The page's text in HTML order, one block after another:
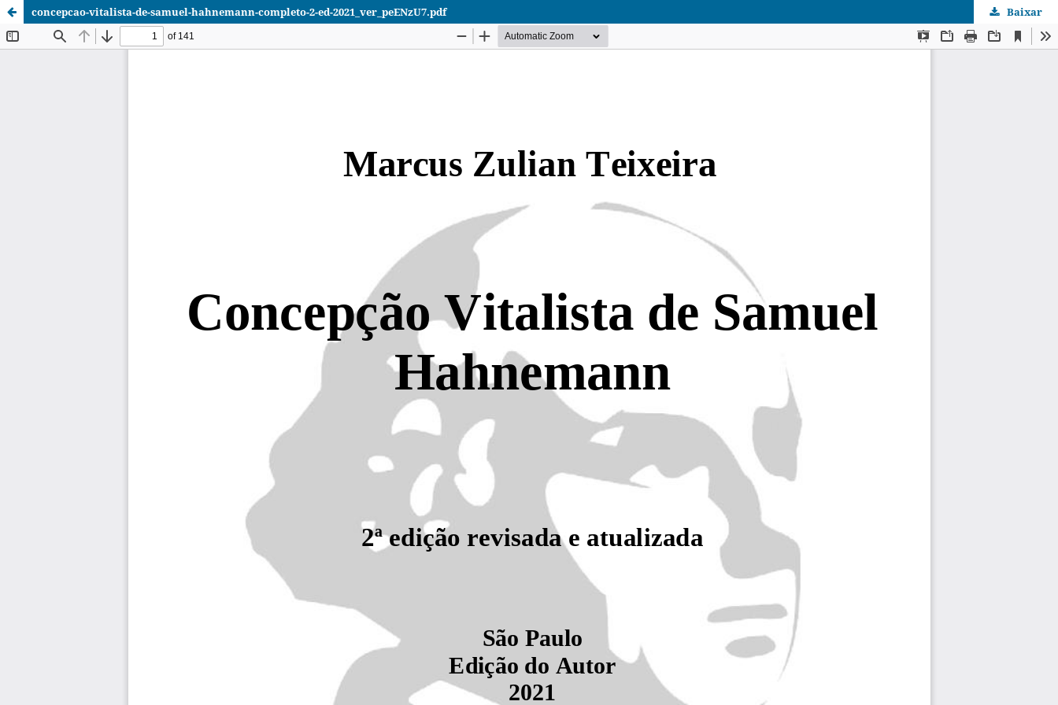
concepcao-vitalista-de-samuel-hahnemann-completo-2-ed-2021_ver_peENzU7.pdf Baixar